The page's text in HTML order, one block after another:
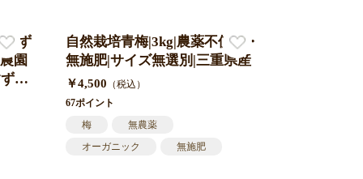
すず
園
こ
入
自然栽培青梅|3kg|農薬不使用・
無施肥|サイズ無選別|三重県産
￥4,500 （税込）
67ポイント
梅
無農薬
オーガニック
無施肥